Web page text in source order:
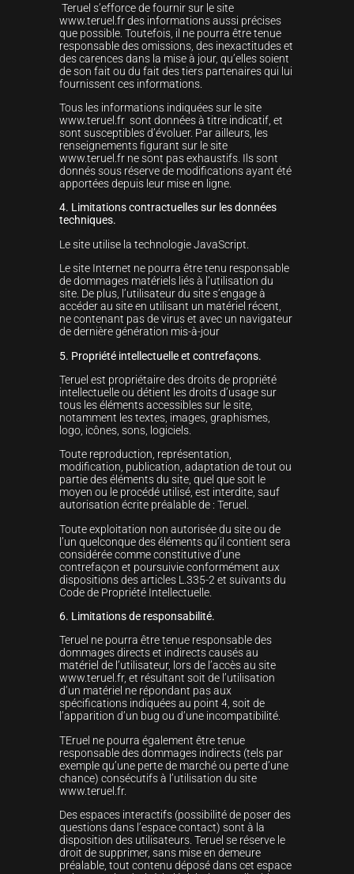
Teruel s’efforce de fournir sur le site
www.teruel.fr des informations aussi précises
que possible. Toutefois, il ne pourra être tenue
responsable des omissions, des inexactitudes et
des carences dans la mise à jour, qu’elles soient
de son fait ou du fait des tiers partenaires qui lui
fournissent ces informations.
Tous les informations indiquées sur le site
www.teruel.fr sont données à titre indicatif, et
sont susceptibles d’évoluer. Par ailleurs, les
renseignements figurant sur le site
www.teruel.fr ne sont pas exhaustifs. Ils sont
donnés sous réserve de modifications ayant été
apportées depuis leur mise en ligne.
4. Limitations contractuelles sur les données
techniques.
Le site utilise la technologie JavaScript.
Le site Internet ne pourra être tenu responsable
de dommages matériels liés à l’utilisation du
site. De plus, l’utilisateur du site s’engage à
accéder au site en utilisant un matériel récent,
ne contenant pas de virus et avec un navigateur
de dernière génération mis-à-jour
5. Propriété intellectuelle et contrefaçons.
Teruel est propriétaire des droits de propriété
intellectuelle ou détient les droits d’usage sur
tous les éléments accessibles sur le site,
notamment les textes, images, graphismes,
logo, icônes, sons, logiciels.
Toute reproduction, représentation,
modification, publication, adaptation de tout ou
partie des éléments du site, quel que soit le
moyen ou le procédé utilisé, est interdite, sauf
autorisation écrite préalable de : Teruel.
Toute exploitation non autorisée du site ou de
l’un quelconque des éléments qu’il contient sera
considérée comme constitutive d’une
contrefaçon et poursuivie conformément aux
dispositions des articles L.335-2 et suivants du
Code de Propriété Intellectuelle.
6. Limitations de responsabilité.
Teruel ne pourra être tenue responsable des
dommages directs et indirects causés au
matériel de l’utilisateur, lors de l’accès au site
www.teruel.fr, et résultant soit de l’utilisation
d’un matériel ne répondant pas aux
spécifications indiquées au point 4, soit de
l’apparition d’un bug ou d’une incompatibilité.
TEruel ne pourra également être tenue
responsable des dommages indirects (tels par
exemple qu’une perte de marché ou perte d’une
chance) consécutifs à l’utilisation du site
www.teruel.fr.
Des espaces interactifs (possibilité de poser des
questions dans l’espace contact) sont à la
disposition des utilisateurs. Teruel se réserve le
droit de supprimer, sans mise en demeure
préalable, tout contenu déposé dans cet espace